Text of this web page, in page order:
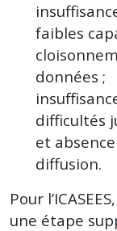
faibles
données ;
difficultés
et
diffusion.
Pour
une étape